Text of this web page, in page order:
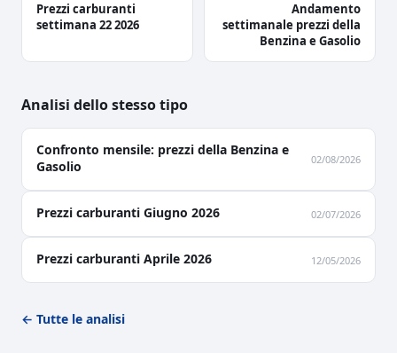
Prezzi carburanti
settimana 22 2026
Andamento
settimanale prezzi della
Benzina e Gasolio
Analisi dello stesso tipo
Confronto mensile: prezzi della Benzina e
Gasolio
02/08/2026
Prezzi carburanti Giugno 2026 02/07/2026
Prezzi carburanti Aprile 2026 12/05/2026
← Tutte le analisi